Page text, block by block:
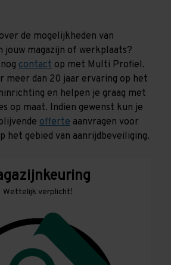
Wettelijk verplicht!
de mogelijkheden van
jouw magazijn of werkplaats?
contact op met Multi Profiel.
meer dan 20 jaar ervaring op het
en helpen je graag met
op maat. Indien gewenst kun je
offerte aanvragen voor
het gebied van aanrijdbeveiliging.